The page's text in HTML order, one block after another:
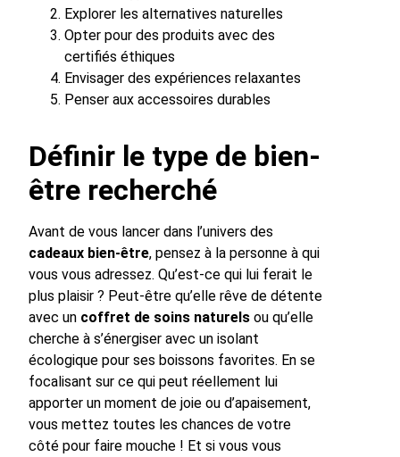
Explorer les alternatives naturelles
Opter pour des produits avec des
certifiés éthiques
Envisager des expériences relaxantes
Penser aux accessoires durables
Définir le type de bien-
être recherché
Avant de vous lancer dans l’univers des
cadeaux bien-être, pensez à la personne à qui
vous vous adressez. Qu’est-ce qui lui ferait le
plus plaisir ? Peut-être qu’elle rêve de détente
avec un coffret de soins naturels ou qu’elle
cherche à s’énergiser avec un isolant
écologique pour ses boissons favorites. En se
focalisant sur ce qui peut réellement lui
apporter un moment de joie ou d’apaisement,
vous mettez toutes les chances de votre
côté pour faire mouche ! Et si vous vous